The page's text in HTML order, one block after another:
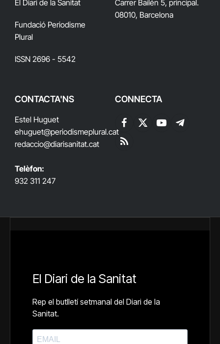
El Diari de la Sanitat
Fundació Periodisme
Plural
ISSN 2696 - 5542
Carrer Bailén 5, principal.
08010, Barcelona
CONTACTA'NS
Estel Huguet
ehuguet@periodismeplural.cat
redaccio@diarisanitat.cat
Telèfon:
932 311 247
CONNECTA
Facebook
X
YouTubeTelegram
RSS